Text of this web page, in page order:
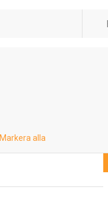
Markera alla